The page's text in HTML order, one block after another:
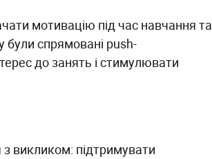
мотивацію під час навчання та
спрямовані push-
до занять і стимулювати
викликом: підтримувати